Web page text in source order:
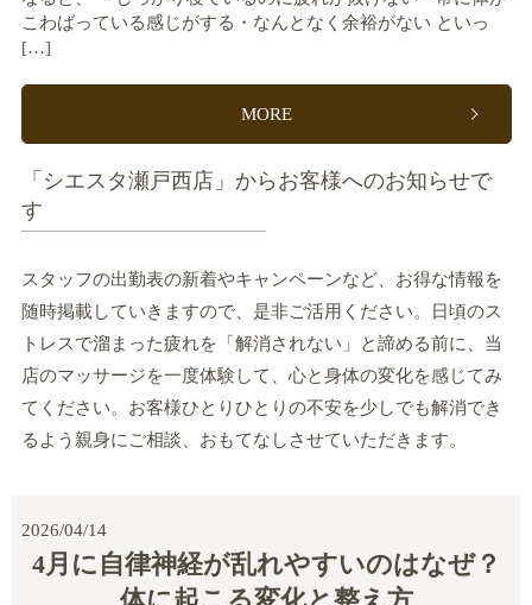
こわばっている感じがする・なんとなく余裕がない といっ
[…]
MORE
「シエスタ瀬戸西店」からお客様へのお知らせで
す
スタッフの出勤表の新着やキャンペーンなど、お得な情報を
随時掲載していきますので、是非ご活用ください。日頃のス
トレスで溜まった疲れを「解消されない」と諦める前に、当
店のマッサージを一度体験して、心と身体の変化を感じてみ
てください。お客様ひとりひとりの不安を少しでも解消でき
るよう親身にご相談、おもてなしさせていただきます。
2026/04/14
4月に自律神経が乱れやすいのはなぜ？